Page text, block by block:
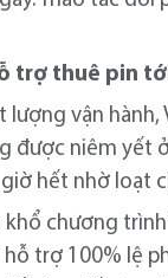
trợ thuê pin
lượng vận
được niêm
hết nhờ loạt
chương
trợ 100% lệ